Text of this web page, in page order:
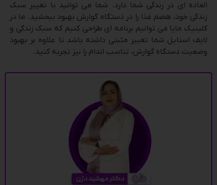
العاده ای در زندگی شما دارد. شما می توانید با تغییر سبک
زندگی خود، هضم غذا را در دستگاه گوارش بهبود ببخشید. ما در
کلینیک مایا می توانیم برنامه ای طراحی کنیم که سبک زندگی و
لایف استایل شما تغییر مثبتی داشته باشد تا علاوه بر بهبود
وضعیت دستگاه گوارش، تناسب اندام را نیز تجربه کنید.